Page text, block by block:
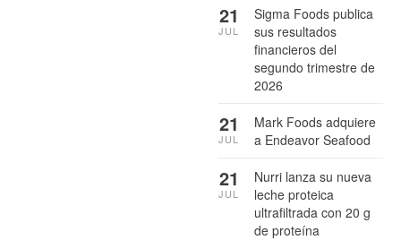
Sigma Foods publica
sus resultados
financieros del
segundo trimestre de
2026
21
JUL
Mark Foods adquiere
a Endeavor Seafood
21
JUL
Nurri lanza su nueva
leche proteica
ultrafiltrada con 20 g
de proteína
21
JUL